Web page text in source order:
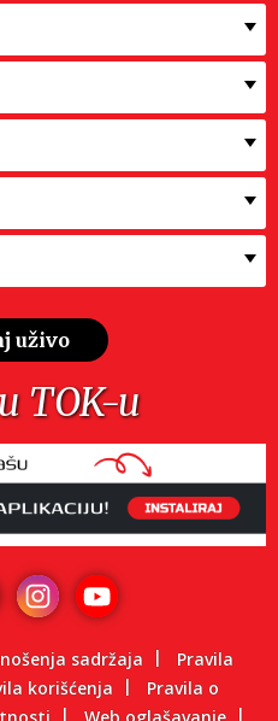
uživo
TOK-u
sadržaja
Pravila
korišćenja
Pravila o